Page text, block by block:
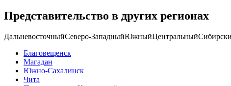
Представительство в других регионах
ДальневосточныйСеверо-ЗападныйЮжныйЦентральный
Благовещенск
Магадан
Южно-Сахалинск
Чита